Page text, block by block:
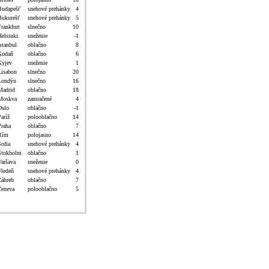
snehové prehánky
4
snehové prehánky
5
slnečno
10
sneženie
-1
oblačno
8
oblačno
6
sneženie
1
slnečno
20
slnečno
16
oblačno
18
zamračené
4
oblačno
-1
polooblačno
14
oblačno
7
polojasno
14
snehové prehánky
4
oblačno
1
sneženie
0
snehové prehánky
4
oblačno
7
polooblačno 5